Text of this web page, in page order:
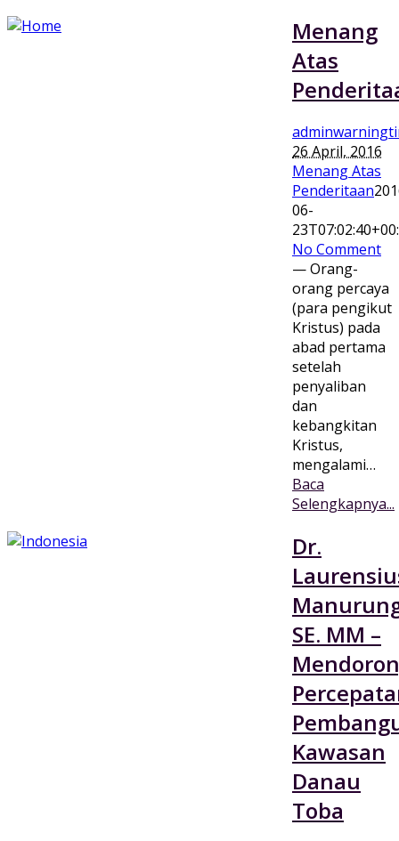
Menang
Atas
26 April, 2016
Menang Atas
Penderitaan
06-
No Comment
— Orang-
orang percaya
(para pengikut
Kristus) pada
abad pertama
setelah
penyaliban
dan
kebangkitan
Kristus,
mengalami…
Baca
Selengkapnya...
Dr.
SE. MM –
Kawasan
Danau
Toba